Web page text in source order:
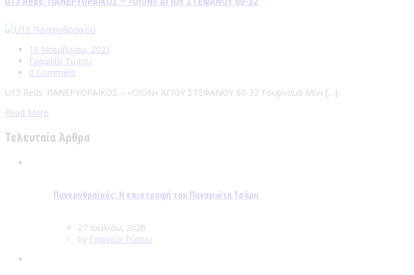
10 Νοεμβρίου, 2021
Γραφείο Τύπου
0 Comment
U13 Reds: ΠΑΝΕΡΥΘΡΑΪΚΟΣ – «ΟΙΟΝ» ΑΓΙΟΥ ΣΤΕΦΑΝΟΥ 60-32 Τουρνουά Μίνι […]
Read More
Τελευταία Άρθρα
Πανερυθραϊκός: Η επιστροφή του Παναγιώτη Τσάμη
27 Ιουλίου, 2026
by Γραφείο Τύπου